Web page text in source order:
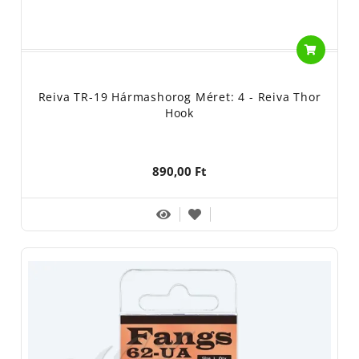
Reiva TR-19 Hármashorog Méret: 4 - Reiva Thor
Hook
890,00 Ft